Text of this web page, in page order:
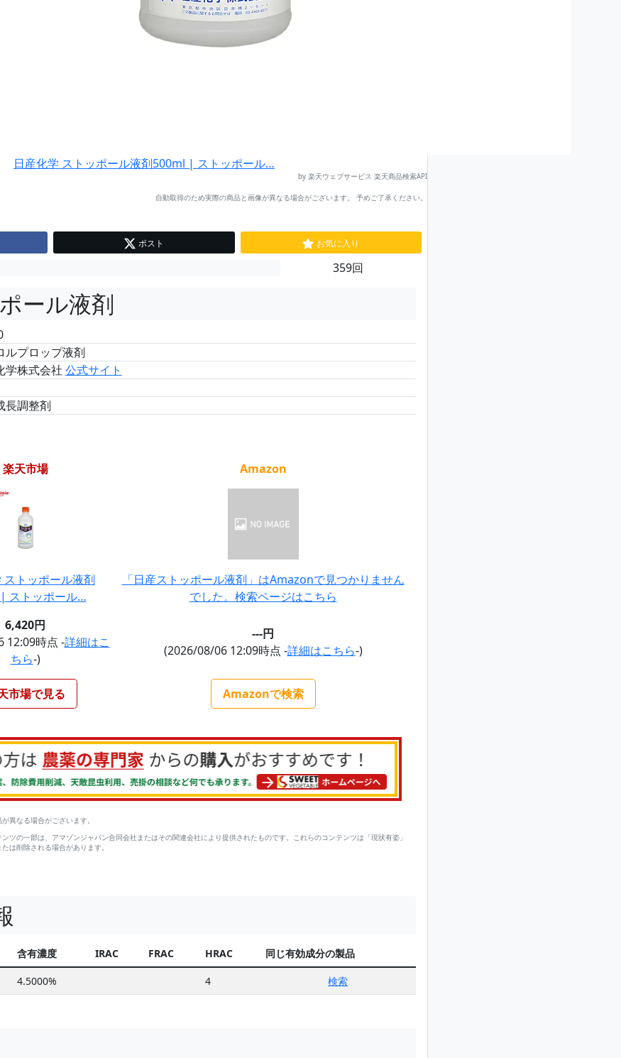
日産化学 ストッポール液剤500ml | ストッポール…
by 楽天ウェブサービス 楽天商品検索API
自動取得のため実際の商品と画像が異なる場合がございます。 予めご了承ください。
ポスト お気に入り
359回
ール液剤
ルプロップ液剤
学株式会社 公式サイト
長調整剤
楽天市場 Amazon
ストッポール液剤
ストッポール…
「日産ストッポール液剤」はAmazonで見つかりません
でした。検索ページはこちら
6,420円
12:09時点 -詳細はこ
ちら-)
---円
(2026/08/06 12:09時点 -詳細はこちら-)
市場で見る Amazonで検索
異なる場合がございます。
ツの一部は、アマゾンジャパン合同会社またはその関連会社により提供されたものです。これらのコンテンツは「現状有姿」
は削除される場合があります。
含有濃度 IRAC FRAC HRAC 同じ有効成分の製品
4.5000% 4 検索